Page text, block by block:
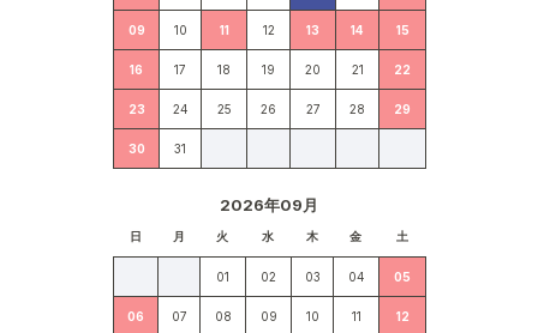
09 10 11 12 13 14 15
16 17 18 19 20 21 22
23 24 25 26 27 28 29
30 31
2026年09月
日 月 火 水 木 金 土
01 02 03 04 05
06 07 08 09 10 11 12